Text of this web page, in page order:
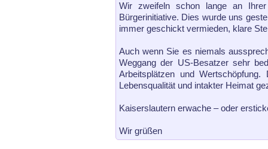
Wir zweifeln schon lange an
Bürgerinitiative. Dies wurde uns
immer geschickt vermieden, klare
Auch wenn Sie es niemals
Weggang der US-Besatzer sehr
Arbeitsplätzen und
Lebensqualität und intakter Heimat
Kaiserslautern erwache – oder
Wir grüßen